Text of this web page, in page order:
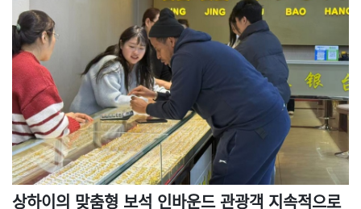
상하이의 맞춤형 보석 인바운드 관광객 지속적으로